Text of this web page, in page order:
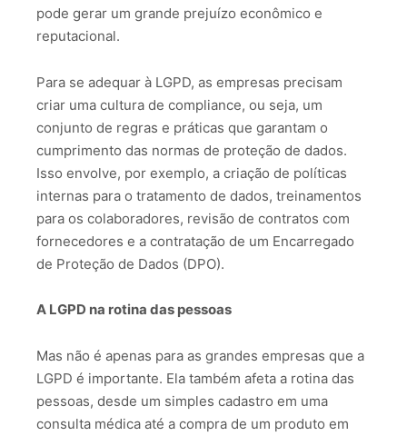
pode gerar um grande prejuízo econômico e
reputacional.
Para se adequar à LGPD, as empresas precisam
criar uma cultura de compliance, ou seja, um
conjunto de regras e práticas que garantam o
cumprimento das normas de proteção de dados.
Isso envolve, por exemplo, a criação de políticas
internas para o tratamento de dados, treinamentos
para os colaboradores, revisão de contratos com
fornecedores e a contratação de um Encarregado
de Proteção de Dados (DPO).
A LGPD na rotina das pessoas
Mas não é apenas para as grandes empresas que a
LGPD é importante. Ela também afeta a rotina das
pessoas, desde um simples cadastro em uma
consulta médica até a compra de um produto em